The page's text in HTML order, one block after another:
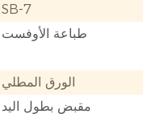
SB-7
طباعة الأوفست
الورق المطلي
مقبض بطول اليد